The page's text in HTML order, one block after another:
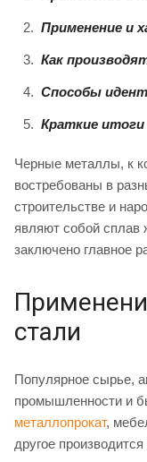
Применение и
Как
Способы
Краткие итоги
Черные металлы, к
востребованы в
строительстве и
являют собой сплав
заключено главное
стали
Популярное сырье,
промышленности и
металлопрокат,
другое